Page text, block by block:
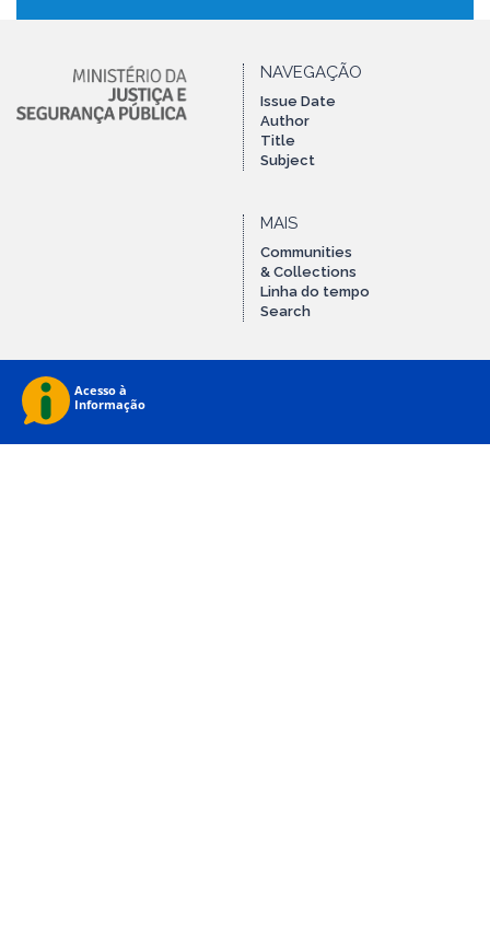
NAVEGAÇÃO
Issue Date
Author
Title
Subject
MAIS
Communities
& Collections
Linha do tempo
Search